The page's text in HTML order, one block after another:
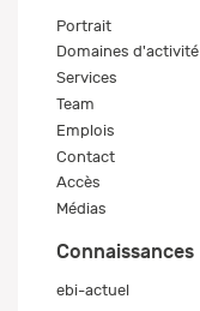
Portrait
Domaines d'activité
Services
Team
Emplois
Contact
Accès
Médias
Connaissances
ebi-actuel